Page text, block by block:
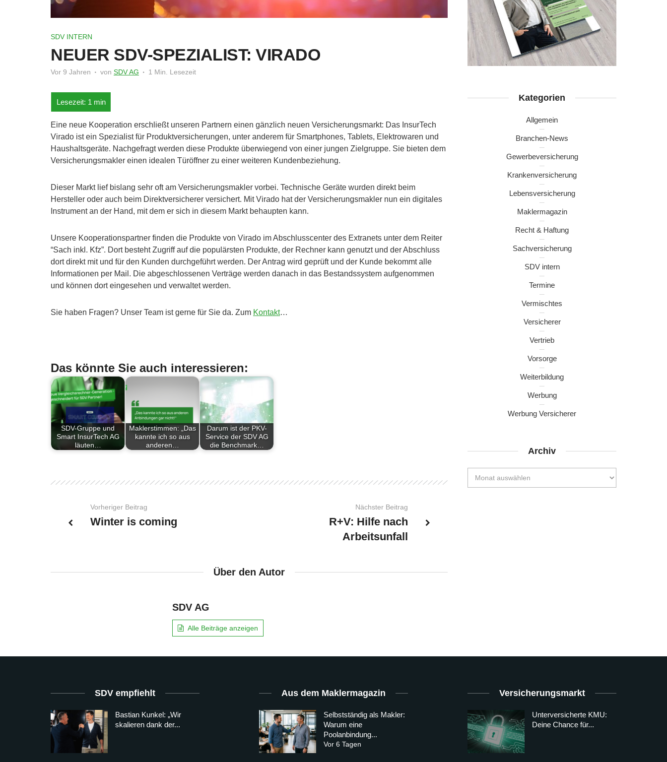
SDV INTERN
NEUER SDV-SPEZIALIST: VIRADO
Vor 9 Jahren von SDV AG 1 Min. Lesezeit
Eine neue Kooperation erschließt unseren Partnern einen gänzlich neuen Versicherungsmarkt: Das InsurTech
Virado ist ein Spezialist für Produktversicherungen, unter anderem für Smartphones, Tablets, Elektrowaren und
Haushaltsgeräte. Nachgefragt werden diese Produkte überwiegend von einer jungen Zielgruppe. Sie bieten dem
Versicherungsmakler einen idealen Türöffner zu einer weiteren Kundenbeziehung.
Dieser Markt lief bislang sehr oft am Versicherungsmakler vorbei. Technische Geräte wurden direkt beim
Hersteller oder auch beim Direktversicherer versichert. Mit Virado hat der Versicherungsmakler nun ein digitales
Instrument an der Hand, mit dem er sich in diesem Markt behaupten kann.
Unsere Kooperationspartner finden die Produkte von Virado im Abschlusscenter des Extranets unter dem Reiter
“Sach inkl. Kfz”. Dort besteht Zugriff auf die populärsten Produkte, der Rechner kann genutzt und der Abschluss
dort direkt mit und für den Kunden durchgeführt werden. Der Antrag wird geprüft und der Kunde bekommt alle
Informationen per Mail. Die abgeschlossenen Verträge werden danach in das Bestandssystem aufgenommen
und können dort eingesehen und verwaltet werden.
Sie haben Fragen? Unser Team ist gerne für Sie da. Zum Kontakt…
Das könnte Sie auch interessieren:
SDV-Gruppe und
Smart InsurTech AG
läuten…
Maklerstimmen: „Das
kannte ich so aus
anderen…
Darum ist der PKV-
Service der SDV AG
die Benchmark…
Vorheriger Beitrag
Winter is coming
Nächster Beitrag
R+V: Hilfe nach
Arbeitsunfall
Über den Autor
SDV AG
Alle Beiträge anzeigen
Kategorien
Allgemein
Branchen-News
Gewerbeversicherung
Krankenversicherung
Lebensversicherung
Maklermagazin
Recht & Haftung
Sachversicherung
SDV intern
Termine
Vermischtes
Versicherer
Vertrieb
Vorsorge
Weiterbildung
Werbung
Werbung Versicherer
Archiv
SDV empfiehlt
Bastian Kunkel: „Wir
skalieren dank der...
Aus dem Maklermagazin
Selbstständig als Makler:
Warum eine
Poolanbindung...
Vor 6 Tagen
Versicherungsmarkt
Unterversicherte KMU:
Deine Chance für...